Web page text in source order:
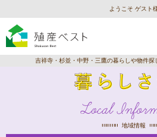
ようこそ ゲスト
吉祥寺・杉並・中野・三鷹の暮らしや物件探
Local
地域情報